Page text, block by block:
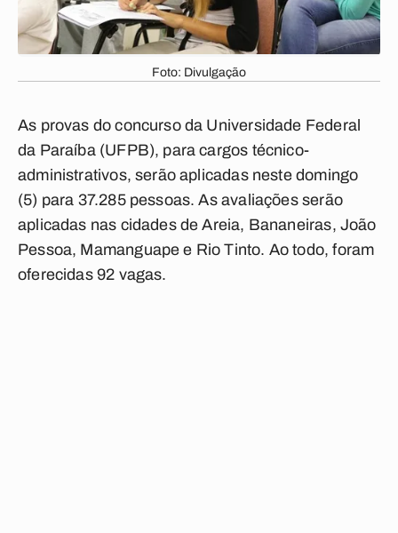
Foto: Divulgação
As provas do concurso da Universidade Federal
da Paraíba (UFPB), para cargos técnico-
administrativos, serão aplicadas neste domingo
(5) para 37.285 pessoas. As avaliações serão
aplicadas nas cidades de Areia, Bananeiras, João
Pessoa, Mamanguape e Rio Tinto. Ao todo, foram
oferecidas 92 vagas.